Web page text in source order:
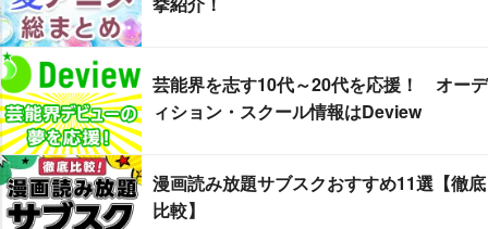
芸能界を志す10代～20代を応援！ オーデ
ィション・スクール情報はDeview
漫画読み放題サブスクおすすめ11選【徹底
比較】